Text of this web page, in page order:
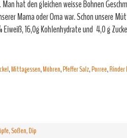
hat den gleichen weisse Bohnen
Mama oder Oma war. Schon unsere
16,0g Kohlenhydrate und 4,0 g
,Mittagessen,Möhren,Pfeffer Salz,Porree,Rinder
Soßen, Dip